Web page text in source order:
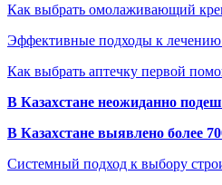
Как выбрать омолаживающий
Эффективные подходы к лечению
Как выбрать аптечку первой
В Казахстане неожиданно
В Казахстане выявлено более
Системный подход к выбору